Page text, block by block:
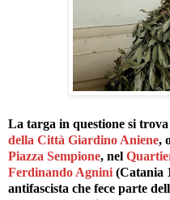
La targa in questione si
della Città Giardino Aniene,
Piazza Sempione, nel
Ferdinando Agnini (Catania
antifascista che fece parte